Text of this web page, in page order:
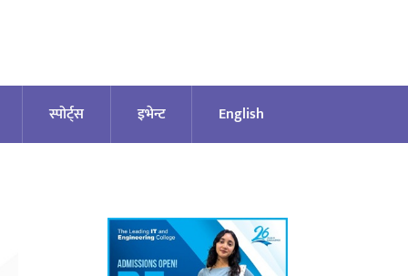
स्पोर्ट्स इभेन्ट English